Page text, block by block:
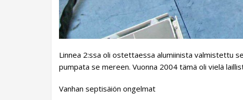
Linnea 2:ssa oli ostettaessa alumiinista valmistettu
pumpata se mereen. Vuonna 2004 tämä oli vielä
Vanhan septisäiön ongelmat